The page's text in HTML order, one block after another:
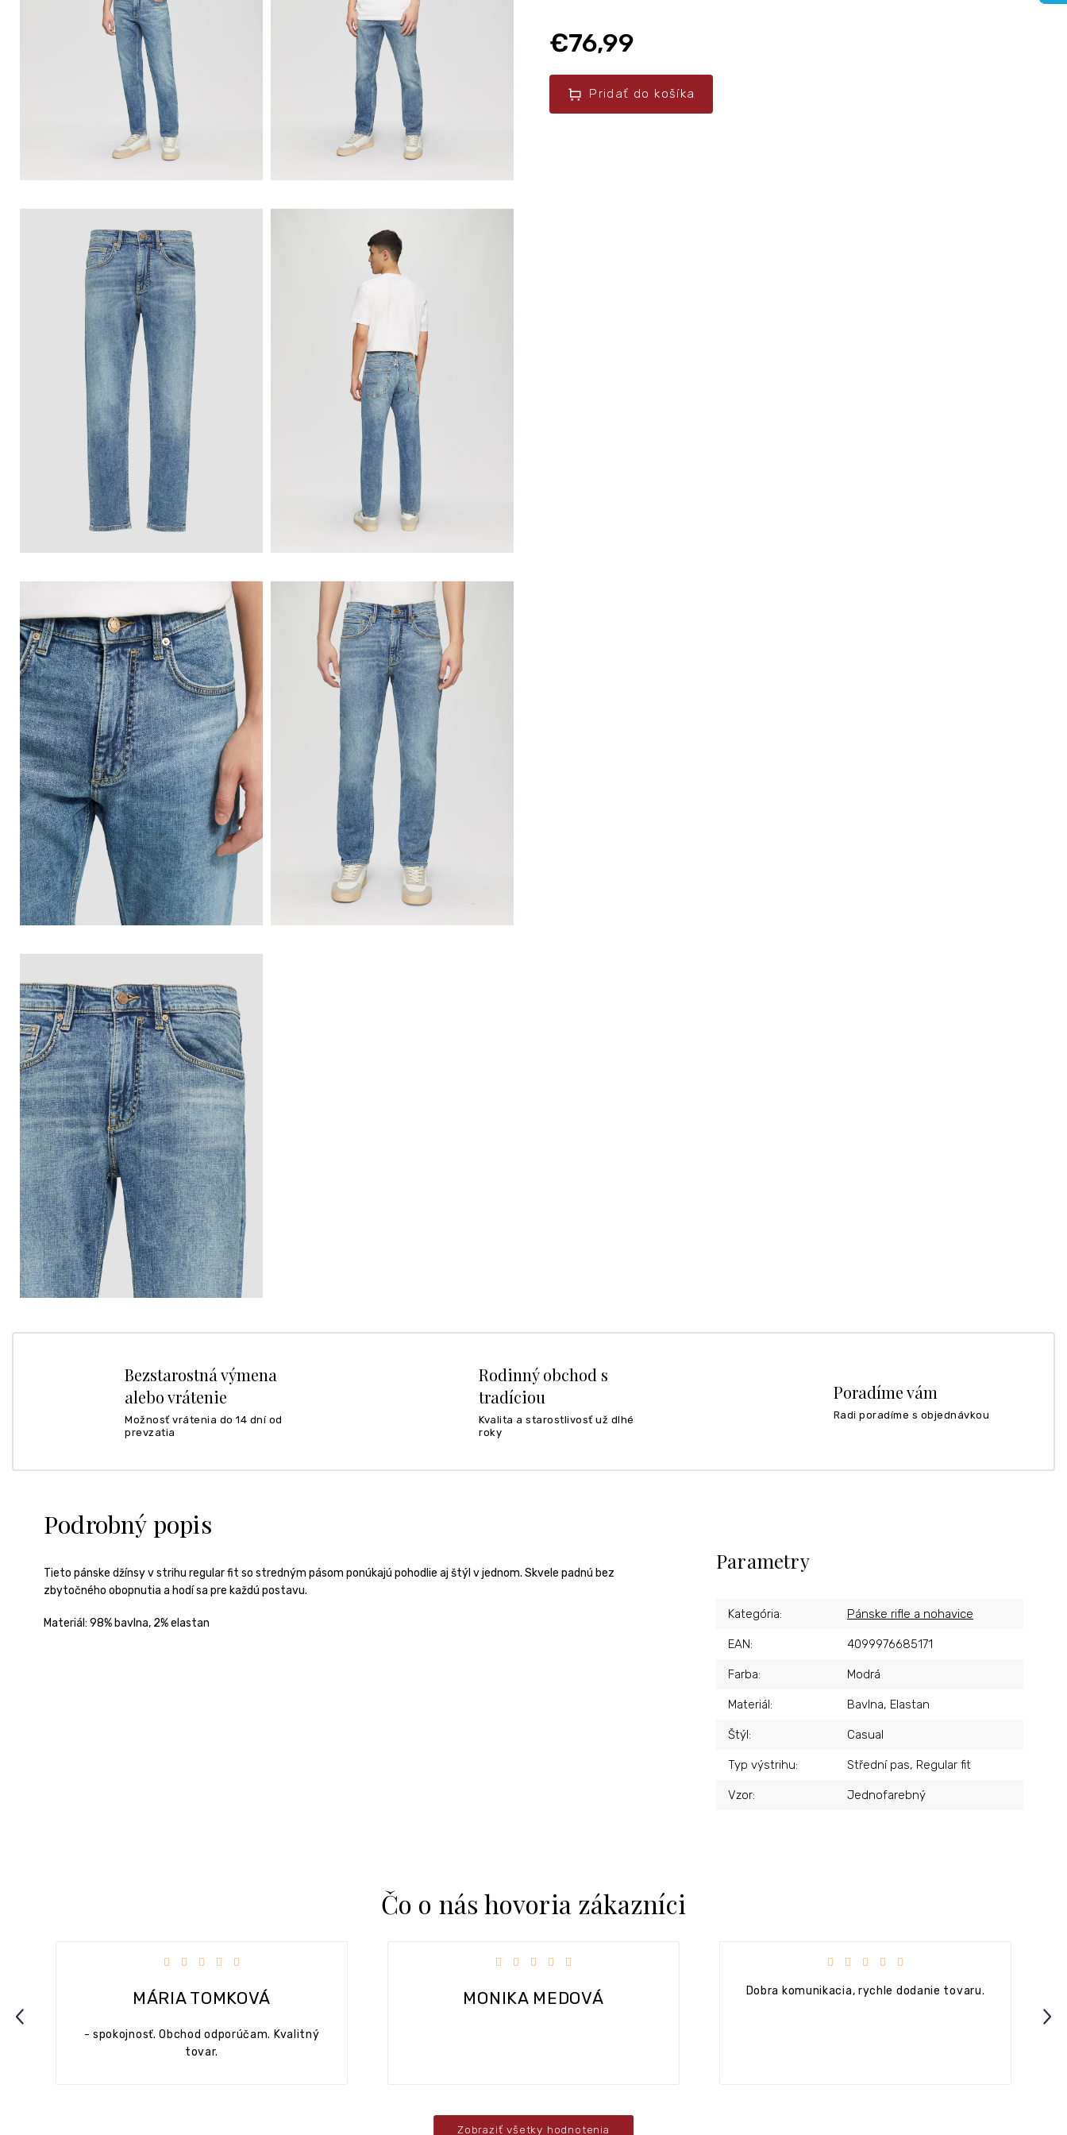
€76,99
Pridať do košíka
Bezstarostná výmena
alebo vrátenie
Možnosť vrátenia do 14 dní od
prevzatia
Rodinný obchod s
tradíciou
Kvalita a starostlivosť už dlhé
roky
Poradíme vám
Radi poradíme s objednávkou
Podrobný popis
Tieto pánske džínsy v strihu regular fit so stredným pásom ponúkajú pohodlie aj štýl v jednom. Skvele padnú bez
zbytočného obopnutia a hodí sa pre každú postavu.
Materiál: 98% bavlna, 2% elastan
Parametry
Kategória: Pánske rifle a nohavice
EAN: 4099976685171
Farba: Modrá
Materiál: Bavlna, Elastan
Štýl: Casual
Typ výstrihu: Střední pas, Regular fit
Vzor: Jednofarebný
Čo o nás hovoria zákazníci
Previous
MONIKA MEDOVÁ
Hodnotenie obchodu je 5 z 5 hviezdičiek. Hodnotenie obchodu je 5 z 5 hviezdičiek.
Dobra komunikacia, rychle dodanie tovaru.
Hodnotenie obchodu je 4 z 5 hviezdičiek.
+ Ok
Next
Zobraziť všetky hodnotenia